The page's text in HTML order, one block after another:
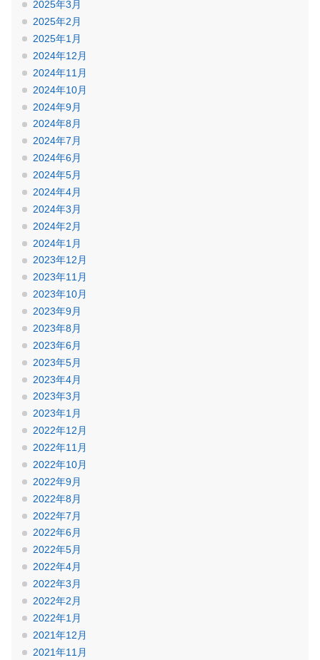
2025年3月
2025年2月
2025年1月
2024年12月
2024年11月
2024年10月
2024年9月
2024年8月
2024年7月
2024年6月
2024年5月
2024年4月
2024年3月
2024年2月
2024年1月
2023年12月
2023年11月
2023年10月
2023年9月
2023年8月
2023年6月
2023年5月
2023年4月
2023年3月
2023年1月
2022年12月
2022年11月
2022年10月
2022年9月
2022年8月
2022年7月
2022年6月
2022年5月
2022年4月
2022年3月
2022年2月
2022年1月
2021年12月
2021年11月